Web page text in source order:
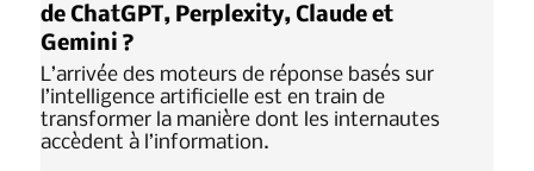
de ChatGPT, Perplexity, Claude et
Gemini ?
L’arrivée des moteurs de réponse basés sur
l’intelligence artificielle est en train de
transformer la manière dont les internautes
accèdent à l’information.